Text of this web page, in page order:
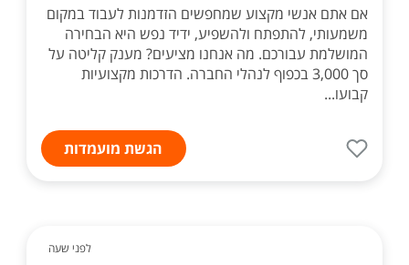
אם אתם אנשי מקצוע שמחפשים הזדמנות לעבוד במקום
משמעותי, להתפתח ולהשפיע, ידיד נפש היא הבחירה
המושלמת עבורכם. מה אנחנו מציעים? מענק קליטה על
סך 3,000 בכפוף לנהלי החברה. הדרכות מקצועיות
קבועו...
הגשת מועמדות
לפני שעה